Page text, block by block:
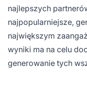
najlepszych
najpopularniejsze,
największym
wyniki ma na celu
generowanie tych